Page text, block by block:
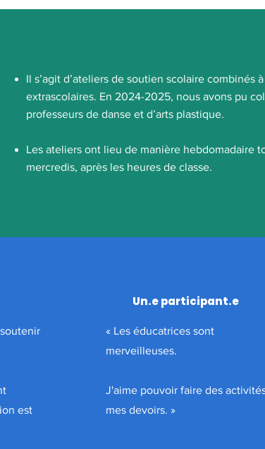
Il s’agit d’ateliers de soutien scolaire combinés
extrascolaires. En 2024-2025, nous avons pu
professeurs de danse et d’arts plastique.
Les ateliers ont lieu de manière hebdomadaire
mercredis, après les heures de classe.
est
Un.e participant.e
« Les éducatrices sont
merveilleuses.
J'aime pouvoir faire des
mes devoirs. »